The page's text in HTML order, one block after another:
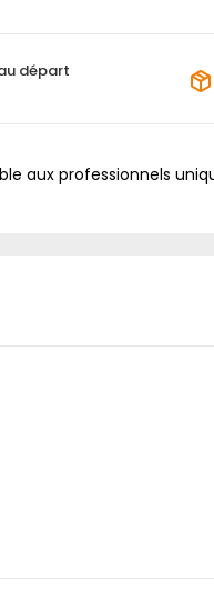
départ
aux professionnels